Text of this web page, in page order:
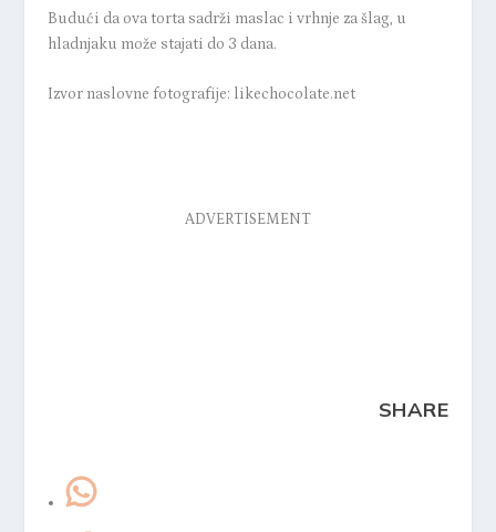
Budući da ova torta sadrži maslac i vrhnje za šlag, u
hladnjaku može stajati do 3 dana.
Izvor naslovne fotografije: likechocolate.net
ADVERTISEMENT
SHARE